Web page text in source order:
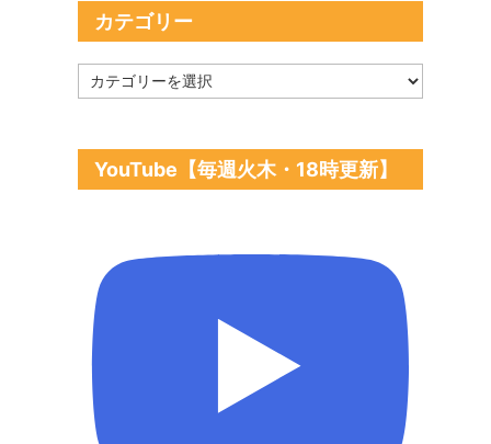
カテゴリー
テ
ー
YouTube【毎週火木・18時更新】